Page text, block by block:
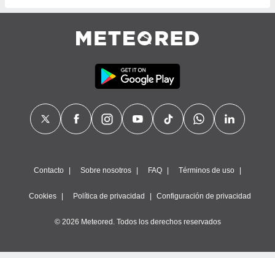
Contacto Sobre nosotros FAQ Términos de uso
Cookies Política de privacidad Configuración de privacidad
© 2026 Meteored. Todos los derechos reservados